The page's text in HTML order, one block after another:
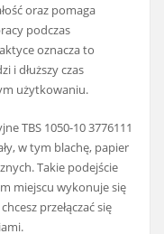
oraz pomaga
podczas
oznacza to
i dłuższy czas
użytkowaniu.
TBS 1050-10 3776111
w tym blachę, papier
Takie podejście
miejscu wykonuje się
przełączać się